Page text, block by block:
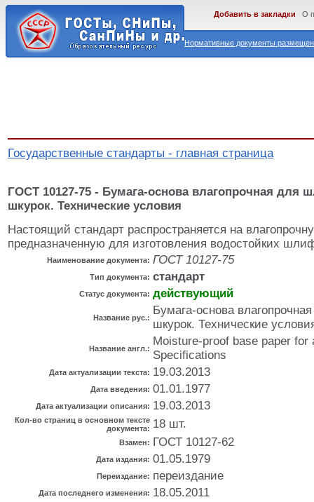
Нормативные документы
Добавить в закладки О
Государственные стандарты - главная страница
ГОСТ 10127-75 - Бумага-основа влагопрочная для
шкурок. Технические условия
Настоящий стандарт распространяется на
предназначенную для изготовления водостойких
Наименование документа: ГОСТ 10127-75
Тип документа: стандарт
Статус документа: действующий
Название рус.:
Бумага-основа
шкурок. Технические
Название англ.:
Moisture-proof base paper
Specifications
Дата актуализации текста: 19.03.2013
Дата введения: 01.01.1977
Дата актуализации описания: 19.03.2013
Кол-во страниц в основном тексте
документа: 18 шт.
Взамен: ГОСТ 10127-62
Дата издания: 01.05.1979
Переиздание: переиздание
Дата последнего изменения: 18.05.2011